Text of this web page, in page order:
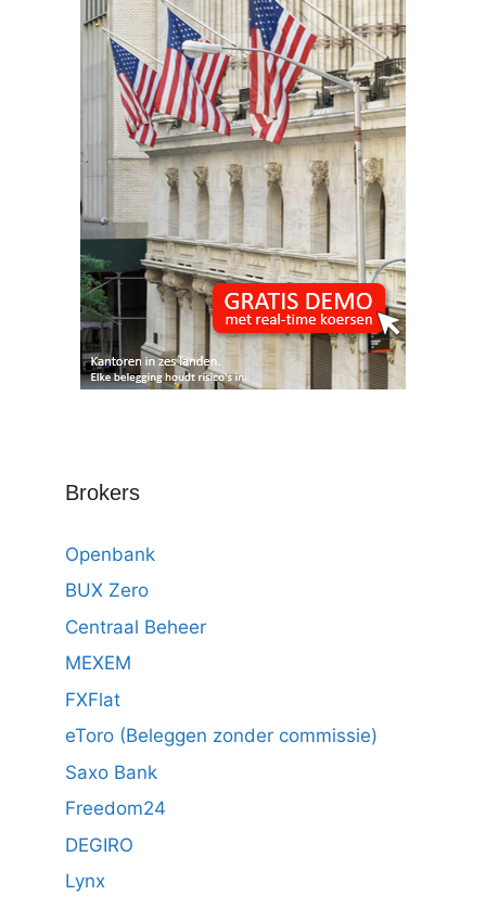
Brokers
Openbank
BUX Zero
Centraal Beheer
MEXEM
FXFlat
eToro (Beleggen zonder commissie)
Saxo Bank
Freedom24
DEGIRO
Lynx